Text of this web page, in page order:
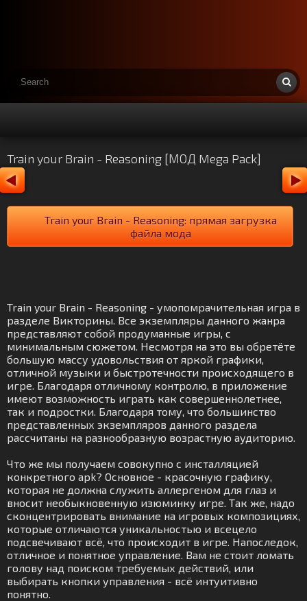
Train your Brain - Reasoning [МОД Mega Pack]
Train your Brain - Reasoning: прямая загрузка
файла мода
Train your Brain - Reasoning - умопомрачительная игра в
разделе Викторины. Все экземпляры данного жанра
представляют собой продуманные игры, с
минимальным сюжетом. Несмотря на это вы обретёте
большую массу удовольствия от яркой графики,
отличной музыки и быстротечности происходящего в
игре. Благодаря отличному контролю, в приложение
имеют возможность играть как совершеннолетнее,
так и подростки. Благодаря тому, что большинство
представленных экземпляров данного раздела
рассчитаны на разнообразную возрастную аудиторию.
Что же мы получаем совокупно с инсталляцией
конкретного apk? Основное - красочную графику,
которая не должна служить аллергеном для глаз и
вносит необыкновенную изюминку игре. Так же, надо
сконцентрировать внимание на игровых композициях,
которые отличаются уникальностью и всецело
подсвечивают всё, что происходит в игре. Напоследок,
отличное и понятное управление. Вам не стоит ломать
голову над поиском требуемых действий, или
выбирать кнопки управления - всё интуитивно
понятно.